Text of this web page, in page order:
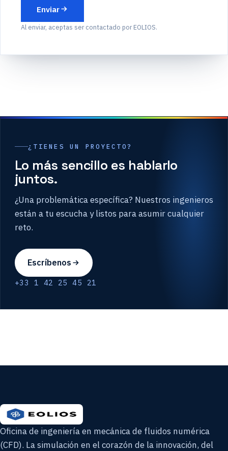
Enviar
Al enviar, aceptas ser contactado por EOLIOS.
¿TIENES UN PROYECTO?
Lo más sencillo es hablarlo
juntos.
¿Una problemática específica? Nuestros ingenieros
están a tu escucha y listos para asumir cualquier
reto.
Escríbenos
+33 1 42 25 45 21
Oficina de ingeniería en mecánica de fluidos numérica
(CFD). La simulación en el corazón de la innovación, del